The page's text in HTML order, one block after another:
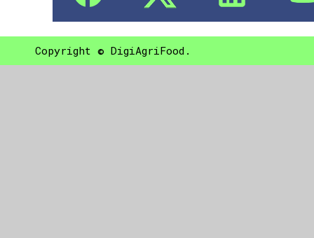
Copyright © DigiAgriFood.